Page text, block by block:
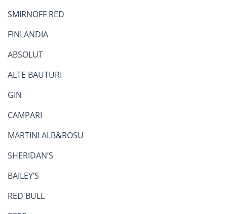
SMIRNOFF RED
FINLANDIA
ABSOLUT
ALTE BAUTURI
GIN
CAMPARI
MARTINI ALB&ROSU
SHERIDAN’S
BAILEY’S
RED BULL